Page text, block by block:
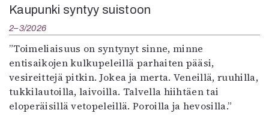
Kaupunki syntyy suistoon
2–3/2026
”Toimeliaisuus on syntynyt sinne, minne
entisaikojen kulkupeleillä parhaiten pääsi,
vesireittejä pitkin. Jokea ja merta. Veneillä, ruuhilla,
tukkilautoilla, laivoilla. Talvella hiihtäen tai
eloperäisillä vetopeleillä. Poroilla ja hevosilla.”